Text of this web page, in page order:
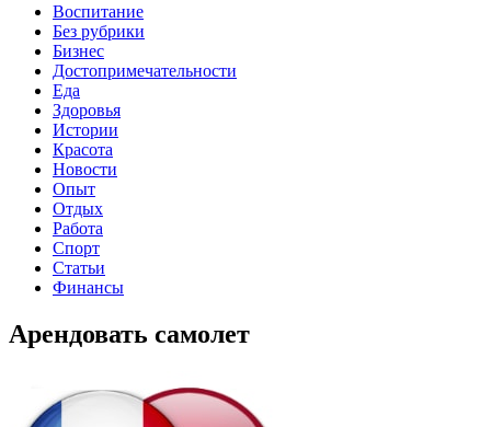
Воспитание
Без рубрики
Бизнес
Достопримечательности
Еда
Здоровья
Истории
Красота
Новости
Опыт
Отдых
Работа
Спорт
Статьи
Финансы
Арендовать самолет